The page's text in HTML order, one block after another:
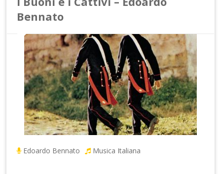
Bennato
Edoardo Bennato Musica Italiana